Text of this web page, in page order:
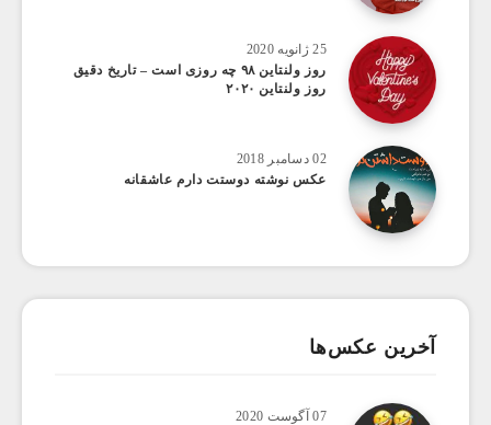
25 ژانویه 2020
روز ولنتاین ۹۸ چه روزی است – تاریخ دقیق
روز ولنتاین ۲۰۲۰
02 دسامبر 2018
عکس نوشته دوستت دارم عاشقانه
آخرین عکس‌ها
07 آگوست 2020